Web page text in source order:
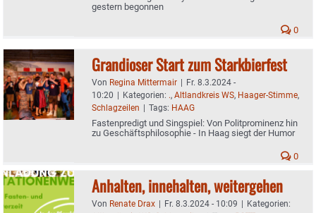
gestern begonnen
0
Grandioser Start zum Starkbierfest
Von Regina Mittermair | Fr. 8.3.2024 -
10:20 | Kategorien: ., Altlandkreis WS, Haager-Stimme,
Schlagzeilen | Tags: HAAG
Fastenpredigt und Singspiel: Von Politprominenz hin
zu Geschäftsphilosophie - In Haag siegt der Humor
0
Anhalten, innehalten, weitergehen
Von Renate Drax | Fr. 8.3.2024 - 10:09 | Kategorien: